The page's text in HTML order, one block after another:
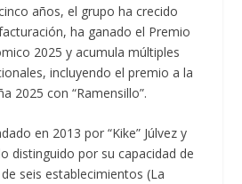
años, el grupo ha crecido
ha ganado el Premio
2025 y acumula múltiples
incluyendo el premio a la
2025 con “Ramensillo”.
en 2013 por “Kike” Júlvez y
distinguido por su capacidad de
seis establecimientos (La